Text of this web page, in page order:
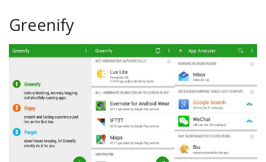
Greenify